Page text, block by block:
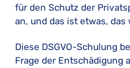
für den Schutz der
an, und das ist etwas,
Diese DSGVO-Schulung
Frage der Entschädigung